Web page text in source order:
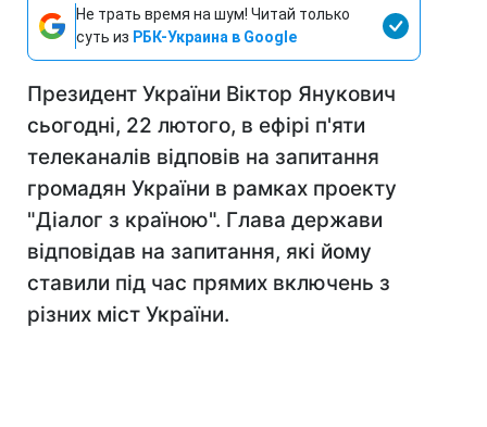
Не трать время на шум! Читай только
суть из РБК-Украина в Google
Президент України Віктор Янукович
сьогодні, 22 лютого, в ефірі п'яти
телеканалів відповів на запитання
громадян України в рамках проекту
"Діалог з країною". Глава держави
відповідав на запитання, які йому
ставили під час прямих включень з
різних міст України.